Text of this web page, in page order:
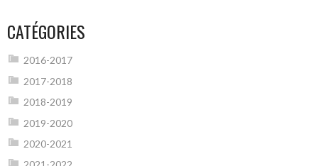
CATÉGORIES
2016-2017
2017-2018
2018-2019
2019-2020
2020-2021